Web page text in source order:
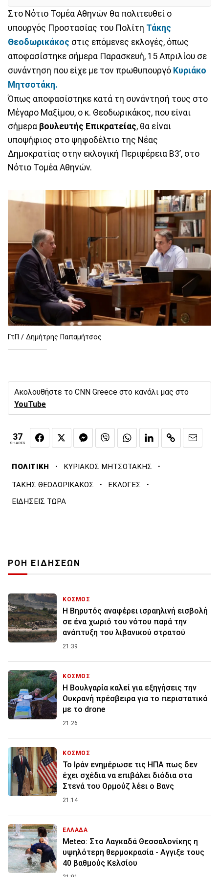
Στο Νότιο Τομέα Αθηνών θα πολιτευθεί ο
υπουργός Προστασίας του Πολίτη Τάκης
Θεοδωρικάκος στις επόμενες εκλογές, όπως
αποφασίστηκε σήμερα Παρασκευή, 15 Απριλίου σε
συνάντηση που είχε με τον πρωθυπουργό Κυριάκο
Μητσοτάκη.
Όπως αποφασίστηκε κατά τη συνάντησή τους στο
Μέγαρο Μαξίμου, ο κ. Θεοδωρικάκος, που είναι
σήμερα βουλευτής Επικρατείας, θα είναι
υποψήφιος στο ψηφοδέλτιο της Νέας
Δημοκρατίας στην εκλογική Περιφέρεια Β3’, στο
Νότιο Τομέα Αθηνών.
ΓτΠ / Δημήτρης Παπαμήτσος
Ακολουθήστε το CNN Greece στο κανάλι μας στο
YouTube
37
SHARES
ΠΟΛΙΤΙΚΗ · ΚΥΡΙΑΚΟΣ ΜΗΤΣΟΤΑΚΗΣ ·
ΤΑΚΗΣ ΘΕΟΔΩΡΙΚΑΚΟΣ · ΕΚΛΟΓΕΣ ·
ΕΙΔΗΣΕΙΣ ΤΩΡΑ
ΡΟΗ ΕΙΔΗΣΕΩΝ
ΚΟΣΜΟΣ
Η Βηρυτός αναφέρει ισραηλινή εισβολή
σε ένα χωριό του νότου παρά την
ανάπτυξη του λιβανικού στρατού
21:39
ΚΟΣΜΟΣ
Η Βουλγαρία καλεί για εξηγήσεις την
Ουκρανή πρέσβειρα για το περιστατικό
με το drone
21:26
ΚΟΣΜΟΣ
To Ιράν ενημέρωσε τις ΗΠΑ πως δεν
έχει σχέδια να επιβάλει διόδια στα
Στενά του Ορμούζ λέει ο Βανς
21:14
ΕΛΛΑΔΑ
Meteo: Στο Λαγκαδά Θεσσαλονίκης η
υψηλότερη θερμοκρασία - Αγγιξε τους
40 βαθμούς Κελσίου